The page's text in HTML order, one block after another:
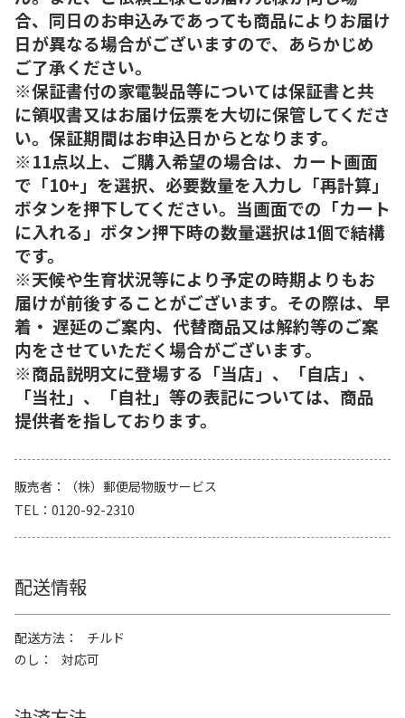
合、同日のお申込みであっても商品によりお届け
日が異なる場合がございますので、あらかじめ
ご了承ください。
※保証書付の家電製品等については保証書と共
に領収書又はお届け伝票を大切に保管してくださ
い。保証期間はお申込日からとなります。
※11点以上、ご購入希望の場合は、カート画面
で「10+」を選択、必要数量を入力し「再計算」
ボタンを押下してください。当画面での「カート
に入れる」ボタン押下時の数量選択は1個で結構
です。
※天候や生育状況等により予定の時期よりもお
届けが前後することがございます。その際は、早
着・ 遅延のご案内、代替商品又は解約等のご案
内をさせていただく場合がございます。
※商品説明文に登場する「当店」、「自店」、
「当社」、「自社」等の表記については、商品
提供者を指しております。
販売者
（株）郵便局物販サービス
TEL
0120-92-2310
配送情報
配送方法
チルド
のし
対応可